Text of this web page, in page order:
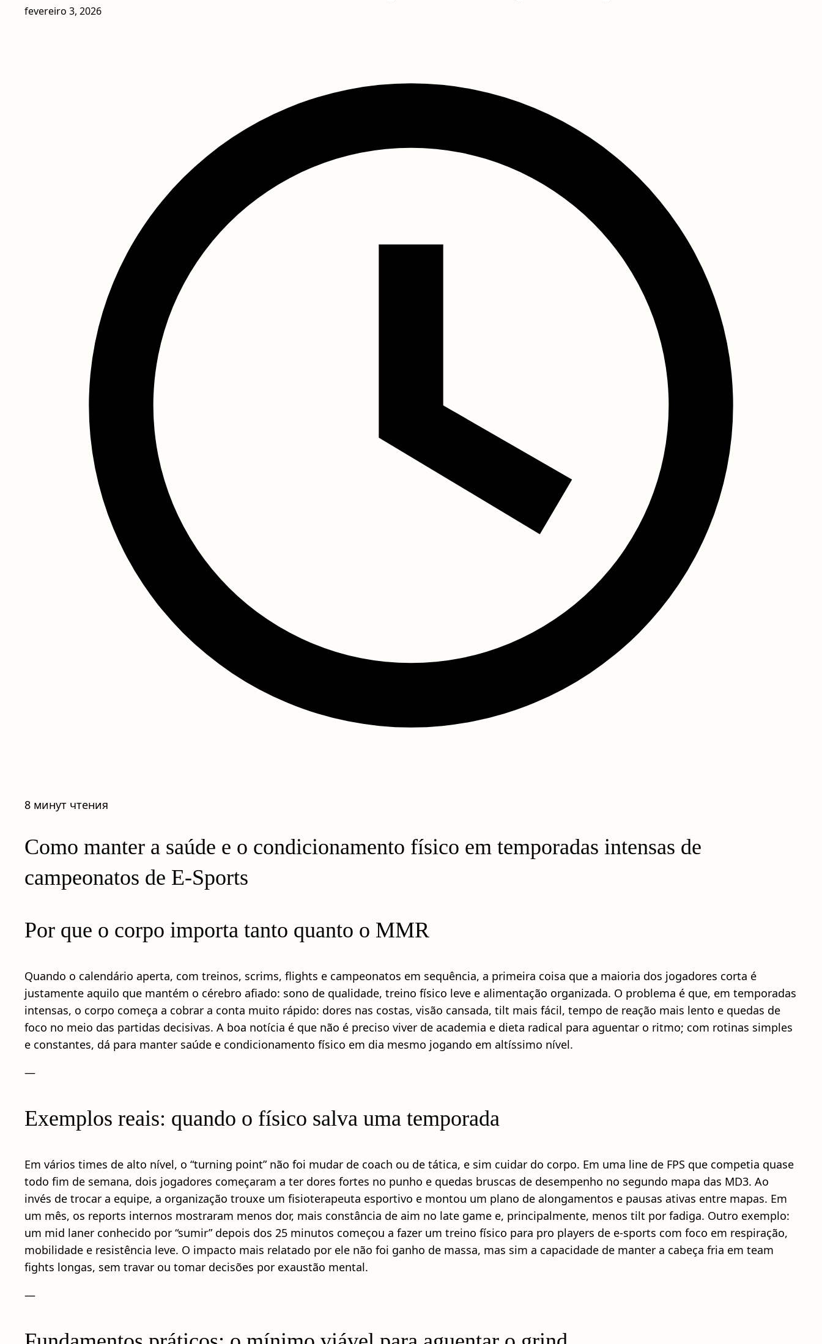
fevereiro 3, 2026
8 минут чтения
Como manter a saúde e o condicionamento físico em temporadas intensas de
campeonatos de E-Sports
Por que o corpo importa tanto quanto o MMR
Quando o calendário aperta, com treinos, scrims, flights e campeonatos em sequência, a primeira coisa que a maioria dos jogadores corta é
justamente aquilo que mantém o cérebro afiado: sono de qualidade, treino físico leve e alimentação organizada. O problema é que, em temporadas
intensas, o corpo começa a cobrar a conta muito rápido: dores nas costas, visão cansada, tilt mais fácil, tempo de reação mais lento e quedas de
foco no meio das partidas decisivas. A boa notícia é que não é preciso viver de academia e dieta radical para aguentar o ritmo; com rotinas simples
e constantes, dá para manter saúde e condicionamento físico em dia mesmo jogando em altíssimo nível.
—
Exemplos reais: quando o físico salva uma temporada
Em vários times de alto nível, o “turning point” não foi mudar de coach ou de tática, e sim cuidar do corpo. Em uma line de FPS que competia quase
todo fim de semana, dois jogadores começaram a ter dores fortes no punho e quedas bruscas de desempenho no segundo mapa das MD3. Ao
invés de trocar a equipe, a organização trouxe um fisioterapeuta esportivo e montou um plano de alongamentos e pausas ativas entre mapas. Em
um mês, os reports internos mostraram menos dor, mais constância de aim no late game e, principalmente, menos tilt por fadiga. Outro exemplo:
um mid laner conhecido por “sumir” depois dos 25 minutos começou a fazer um treino físico para pro players de e-sports com foco em respiração,
mobilidade e resistência leve. O impacto mais relatado por ele não foi ganho de massa, mas sim a capacidade de manter a cabeça fria em team
fights longas, sem travar ou tomar decisões por exaustão mental.
—